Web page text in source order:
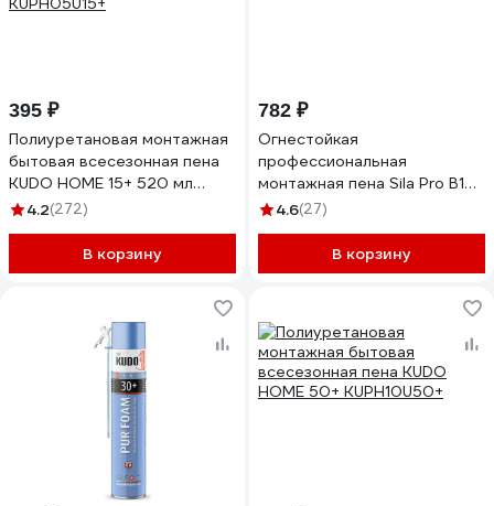
395 ₽
Полиуретановая монтажная
бытовая всесезонная пена
KUDO HOME 15+ 520 мл
KUPH05U15+
4.2(272)
В корзину
782 ₽
Огнестойкая
профессиональная
монтажная пена Sila Pro B1
Firestop, 45л, 750 мл SPFR45
4.6(27)
В корзину